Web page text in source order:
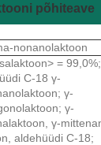
põhiteave
nonanolaktoon
= 99,0%;
C-18 γ-
γ-
γ-
γ-
aldehüüdi C-18;